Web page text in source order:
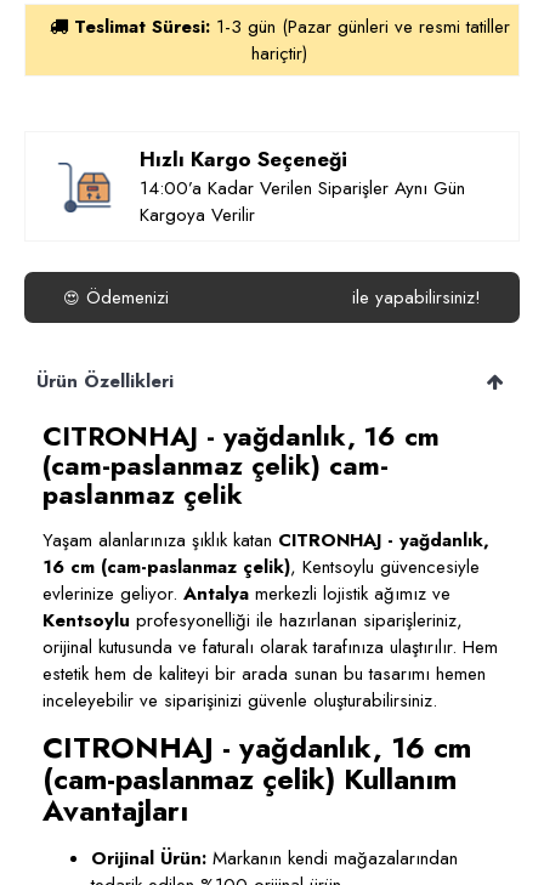
Teslimat Süresi: 1-3 gün (Pazar günleri ve resmi tatiller
hariçtir)
Hızlı Kargo Seçeneği
14:00’a Kadar Verilen Siparişler Aynı Gün
Kargoya Verilir
😍 Ödemenizi ile yapabilirsiniz!
Ürün Özellikleri
CITRONHAJ - yağdanlık, 16 cm
(cam-paslanmaz çelik) cam-
paslanmaz çelik
Yaşam alanlarınıza şıklık katan CITRONHAJ - yağdanlık,
16 cm (cam-paslanmaz çelik), Kentsoylu güvencesiyle
evlerinize geliyor. Antalya merkezli lojistik ağımız ve
Kentsoylu profesyonelliği ile hazırlanan siparişleriniz,
orijinal kutusunda ve faturalı olarak tarafınıza ulaştırılır. Hem
estetik hem de kaliteyi bir arada sunan bu tasarımı hemen
inceleyebilir ve siparişinizi güvenle oluşturabilirsiniz.
CITRONHAJ - yağdanlık, 16 cm
(cam-paslanmaz çelik) Kullanım
Avantajları
Orijinal Ürün: Markanın kendi mağazalarından